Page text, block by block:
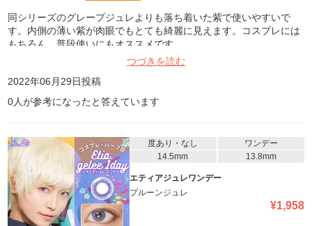
同シリーズのグレープジュレよりも落ち着いた紫で使いやすいで
す。内側の薄い紫が肉眼でもとても綺麗に見えます。コスプレには
もちろん、普段使いにもオススメです。
つづきを読む
2022年06月29日投稿
0人が参考になったと答えています
度あり・なし
ワンデー
14.5mm
13.8mm
エティアジュレワンデー
プルーンジュレ
¥1,958